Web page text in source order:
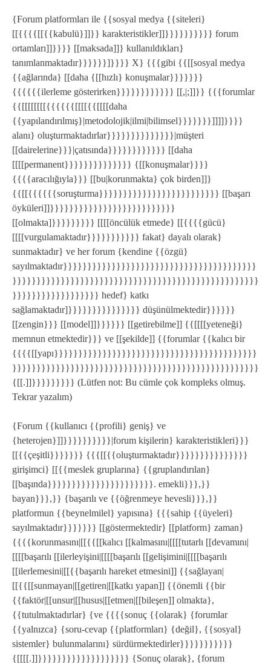
{Forum platformları ile {{sosyal medya {{siteleri}
[[{{{{[[{{kabulü}]]}} karakteristikler]]}}}}}}}}}} forum
ortamları]]}}}} [[maksada]]} kullanıldıkları}
tanımlanmaktadır}}}}}}]}}}} X} {{{gibi {{[[sosyal medya
{{ağlarında} [[daha {[[hızlı} konuşmalar}}}}}}}
{{{{{{ilerleme gösterirken}}}}}}}}}}}} [[,|;]]}} {{{forumlar
{{[[[[[[[[{{{{{{[[[[{{[[[[daha
{{yapılandırılmış}|metodolojik|ilmi|bilimsel}}}}}}}]]]]}}}}
alanı} oluşturmaktadırlar}}}}}}}}}}}}}}|müşteri
[[dairelerine}}}|çatısında}}}}}}}}}}}} [[daha
[[[[permanent}}}}}}}}}}}}}} {[[konuşmalar}}}}
{{{{aracılığıyla}}} [[bu|korunmakta} çok birden]]}
{{[[{{{{{{soruşturma}}}}}}}}}}}}}}}}}}}}}}}}} [[başarı
öyküleri]]}}}}}}}}}}}}}}}}}}}}}}}}}}
[[olmakta]}}}}}}}}} [[[[öncülük etmede} [[{{{{gücü}
[[[[vurgulamaktadır}}}}}}}}}}} fakat} dayalı olarak}
sunmaktadır} ve her forum {kendine {{özgü}
sayılmaktadır}}}}}}}}}}}}}}}}}}}}}}}}}}}}}}}}}}}}}}}}
}}}}}}}}}}}}}}}}}}}}}}}}}}}}}}}}}}}}}}}}}}}}}}}}}}}
}}}}}}}}}}}}}}}}}} hedef} katkı
sağlamaktadır]}}}}}}}}}}}}}}} düşünülmektedir}}}}}}
[[zengin}}} [[model]]}}}}}} [[getirebilme]] {{[[[[yeteneği}
memnun etmektedir}}} ve [[şekilde]] {{forumlar {{kalıcı bir
{{{{[[yapı}}}}}}}}}}}}}}}}}}}}}}}}}}}}}}}}}}}}}}}}}}
}}}}}}}}}}}}}}}}}}}}}}}}}}}}}}}}}}}}}}}}}}}}}}}}}}}
{[[.]]}}}}}}}}} (Lütfen not: Bu cümle çok kompleks olmuş.
Tekrar yazalım)
{Forum {{kullanıcı {{profili} geniş} ve
{heterojen}]]}}}}}}}}}}|forum kişilerin} karakteristikleri}}}
[[{{çeşitli}}}}}}} {{{[[{{oluşturmaktadır}}}}}}}}}}}}}}}
girişimci} [[{{meslek gruplarına} {{gruplandırılan}
[[başında}}}}}}}}}}}}}}}}}}}}}}. emekli}}},}}
bayan}}},}} {başarılı ve {{öğrenmeye hevesli}}},}}
platformun {{beynelmilel} yapısına} {{{sahip {{üyeleri}
sayılmaktadır}}}}}}} [[göstermektedir} [[platform} zaman}
{{{{korunmasını|[[{{[[kalıcı [[kalmasını|[[[[tutarlı [[devamını|
[[[[başarılı [[ilerleyişini|[[[[başarılı [[gelişimini|[[[[başarılı
[[ilerlemesini|[[{{başarılı hareket etmesini]] {{sağlayan|
[[{{[[sunmayan|[[getiren|[[katkı yapan]] {{önemli {{bir
{{faktör|[[unsur|[[husus|[[etmen|[[bileşen]] olmakta},
{{tutulmaktadırlar} {ve {{{{sonuç {{olarak} {forumlar
{{yalnızca} {soru-cevap {{platformları} {değil}, {{sosyal}
sistemler} bulunmalarını} sürdürmektedirler}}}}}}}}}}}
{[[[[.]]}}}}}}}}}}}}}}}}}}} {Sonuç olarak}, {forum